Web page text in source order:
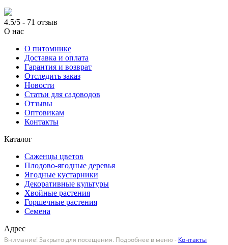
4.5/5 - 71 отзыв
О нас
О питомнике
Доставка и оплата
Гарантия и возврат
Отследить заказ
Новости
Статьи для садоводов
Отзывы
Оптовикам
Контакты
Каталог
Саженцы цветов
Плодово-ягодные деревья
Ягодные кустарники
Декоративные культуры
Хвойные растения
Горшечные растения
Семена
Адрес
Внимание! Закрыто для посещения. Подробнее в меню - Контакты